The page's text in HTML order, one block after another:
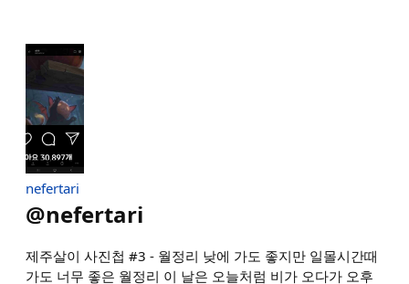
nefertari
@nefertari
제주살이 사진첩 #3 - 월정리 낮에 가도 좋지만 일몰시간때
가도 너무 좋은 월정리 이 날은 오늘처럼 비가 오다가 오후